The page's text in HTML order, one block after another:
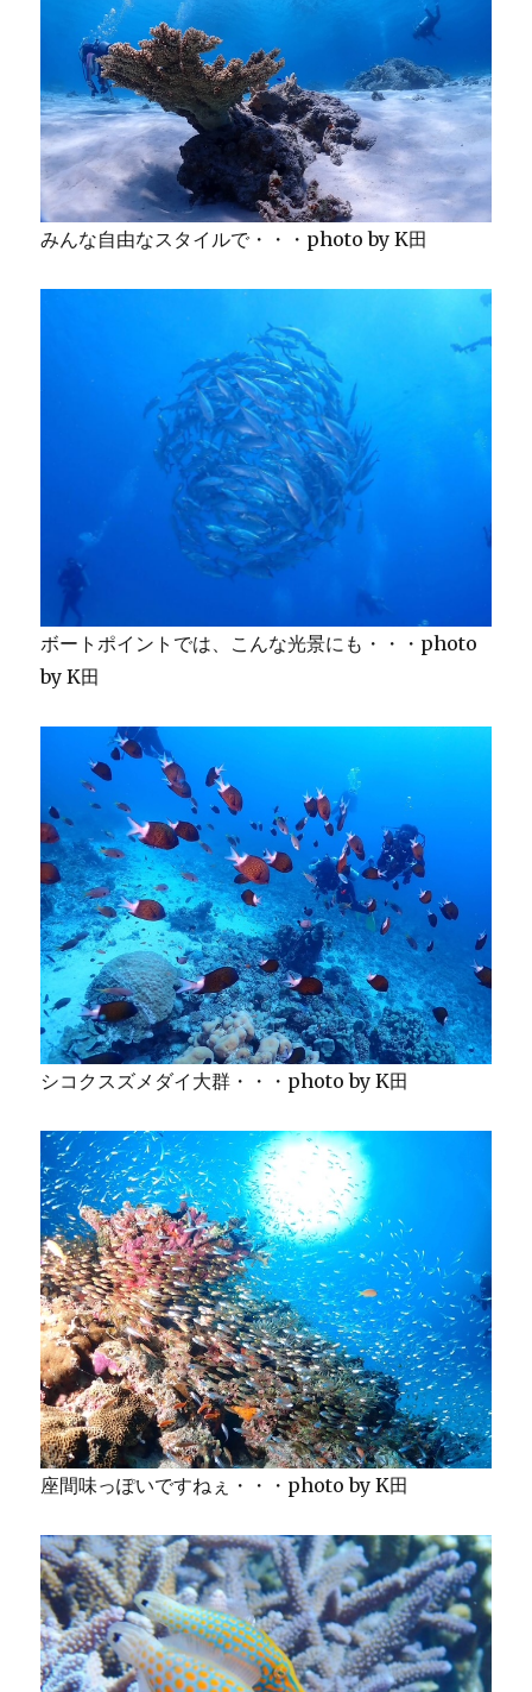
みんな自由なスタイルで・・・photo by K田
ボートポイントでは、こんな光景にも・・・photo
by K田
シコクスズメダイ大群・・・photo by K田
座間味っぽいですねぇ・・・photo by K田